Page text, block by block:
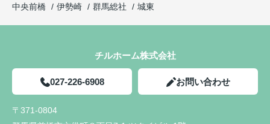
中央前橋
伊勢崎 群馬総社 城東
チルホーム株式会社
027-226-6908 お問い合わせ
〒371-0804